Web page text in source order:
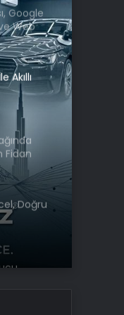
Akıllı
Fidan
Doğru
bir karar